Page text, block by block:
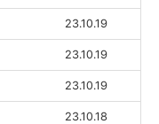
23.10.19
23.10.19
23.10.19
23.10.18